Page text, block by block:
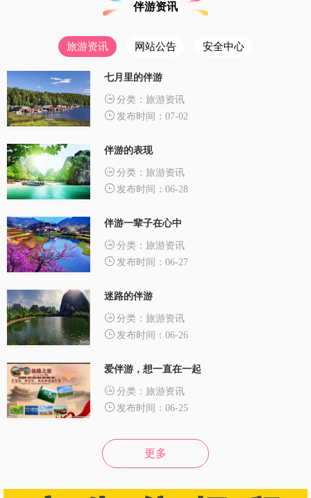
伴游资讯
旅游资讯 网站公告 安全中心
七月里的伴游
分类：旅游资讯
发布时间：07-02
伴游的表现
分类：旅游资讯
发布时间：06-28
伴游一辈子在心中
分类：旅游资讯
发布时间：06-27
迷路的伴游
分类：旅游资讯
发布时间：06-26
爱伴游，想一直在一起
分类：旅游资讯
发布时间：06-25
更多